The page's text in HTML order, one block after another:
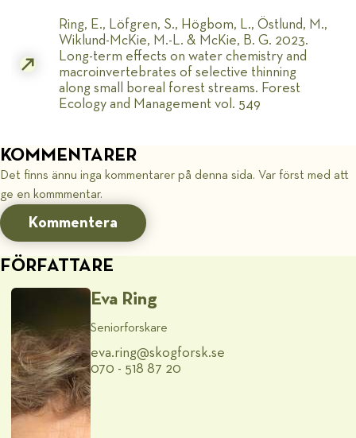
Ring, E., Löfgren, S., Högbom, L., Östlund, M.,
Wiklund-McKie, M.-L. & McKie, B. G. 2023.
Long-term effects on water chemistry and
macroinvertebrates of selective thinning
along small boreal forest streams. Forest
Ecology and Management vol. 549
KOMMENTARER
Det finns ännu inga kommentarer på denna sida. Var först med att
ge en kommmentar.
Kommentera
FÖRFATTARE
Eva Ring
Seniorforskare
eva.ring@​skogforsk.se
070 - 518 87 20